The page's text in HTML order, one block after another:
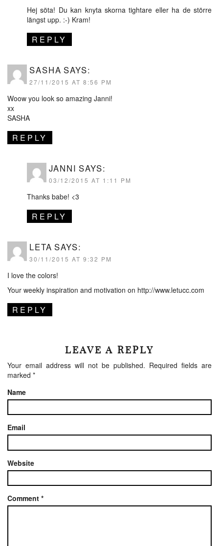
Hej söta! Du kan knyta skorna tightare eller ha de större
längst upp. :-) Kram!
REPLY
SASHA SAYS:
27/11/2015 AT 8:56 PM
Woow you look so amazing Janni!
xx
SASHA
REPLY
JANNI SAYS:
03/12/2015 AT 1:11 PM
Thanks babe! <3
REPLY
LETA SAYS:
30/11/2015 AT 9:32 PM
I love the colors!
Your weekly inspiration and motivation on http://www.letucc.com
REPLY
LEAVE A REPLY
Your email address will not be published. Required fields are
marked *
Name
Email
Website
Comment *